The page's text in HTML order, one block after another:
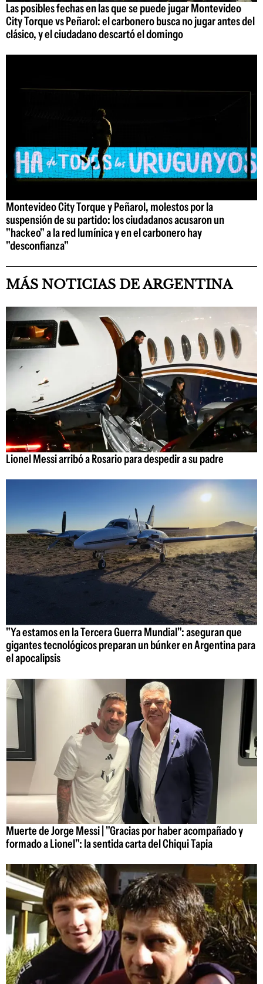
Las posibles fechas en las que se puede jugar Montevideo
City Torque vs Peñarol: el carbonero busca no jugar antes del
clásico, y el ciudadano descartó el domingo
Montevideo City Torque y Peñarol, molestos por la
suspensión de su partido: los ciudadanos acusaron un
"hackeo" a la red lumínica y en el carbonero hay
"desconfianza"
MÁS NOTICIAS DE ARGENTINA
Lionel Messi arribó a Rosario para despedir a su padre
"Ya estamos en la Tercera Guerra Mundial": aseguran que
gigantes tecnológicos preparan un búnker en Argentina para
el apocalipsis
Muerte de Jorge Messi | "Gracias por haber acompañado y
formado a Lionel": la sentida carta del Chiqui Tapia